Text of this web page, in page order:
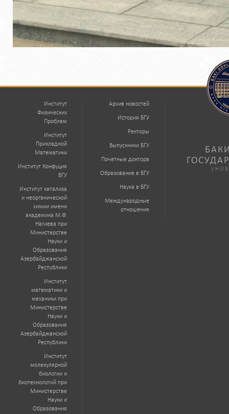
Институт
Физических
Проблем
Институт
Прикладной
Математики
Институт Конфуция
БГУ
Институт катализа
и неорганической
химии имени
академика М.Ф.
Нагиева при
Министерстве
Науки и
Образования
Азербайджанской
Республики
Институт
математики и
механики при
Министерстве
Науки и
Образования
Азербайджанской
Республики
Институт
молекулярной
биологии и
биотехнологий при
Министерстве
Науки и
Образования
Архив новостей
История БГУ
Ректоры
Выпускники БГУ
Почетные доктора
Образование в БГУ
Наука в БГУ
Международные
отношения